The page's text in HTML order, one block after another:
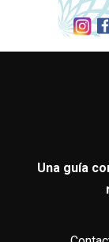
Una guía